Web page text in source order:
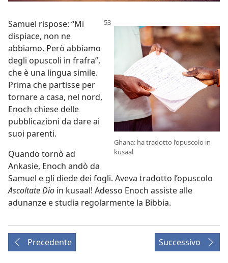
Ghana: ha tradotto l’opuscolo in
kusaal
Samuel rispose: “Mi
dispiace, non ne
abbiamo. Però abbiamo
degli opuscoli in frafra”,
che è una lingua simile.
Prima che partisse per
tornare a casa, nel nord,
Enoch chiese delle
pubblicazioni da dare ai
suoi parenti.
Quando tornò ad
Ankasie, Enoch andò da
Samuel e gli diede dei fogli. Aveva tradotto l’opuscolo
Ascoltate Dio in kusaal! Adesso Enoch assiste alle
adunanze e studia regolarmente la Bibbia.
Precedente Successivo